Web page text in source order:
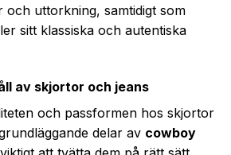
uttorkning, samtidigt som
sitt klassiska och autentiska
av skjortor och jeans
och passformen hos skjortor
delar av cowboy